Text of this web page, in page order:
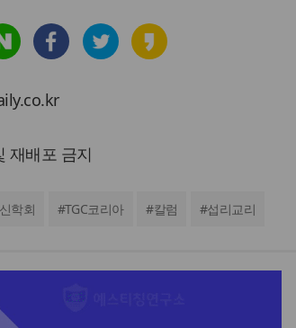
재배포 금지
학회 #TGC코리아 #칼럼 #섭리교리